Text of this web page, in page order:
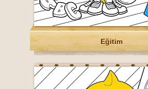
Eğitim